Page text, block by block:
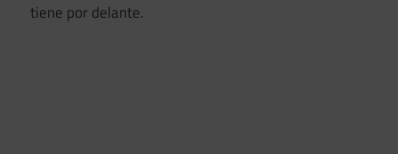
tiene por delante.